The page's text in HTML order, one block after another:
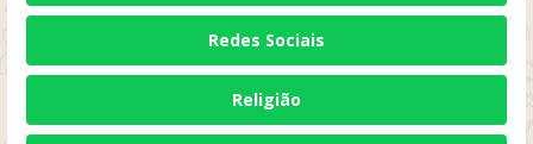
Redes Sociais
Religião